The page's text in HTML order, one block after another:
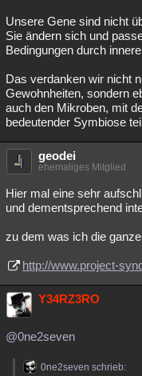
Unsere Gene sind nicht
Sie ändern sich und
Bedingungen durch
Das verdanken wir nicht
Gewohnheiten, sondern
auch den Mikroben, mit
bedeutender Symbiose
geodei
ehemaliges Mitglied
Hier mal eine sehr
und dementsprechend
zu dem was ich die
http://www.project-
Y34RZ3RO
@0ne2seven
0ne2seven schrieb: